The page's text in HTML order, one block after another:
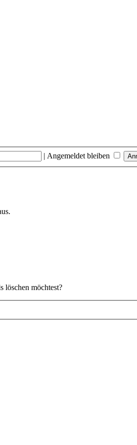
| Angemeldet bleiben
löschen möchtest?